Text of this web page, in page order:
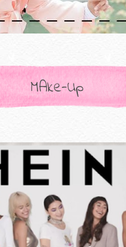
MAke-Up